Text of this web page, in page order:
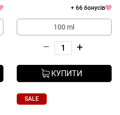
+ 66 бонусів
100 ml
– +
КУПИТИ
SALE